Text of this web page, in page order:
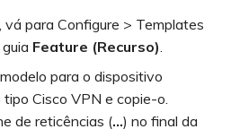
vá para Configure > Templates
Feature (Recurso).
para o dispositivo
Cisco VPN e copie-o.
de reticências (…) no final da